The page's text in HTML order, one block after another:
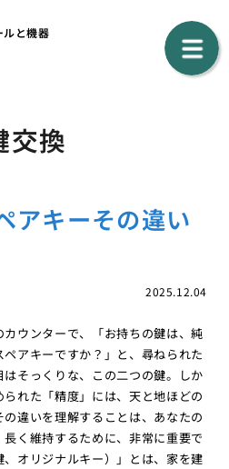
ルと機器
交換
アキーその違い
2025.12.04
ウンターで、「お持ちの鍵は、純
アキーですか？」と、尋ねられた
そっくりな、この二つの鍵。しか
れた「精度」には、天と地ほどの
違いを理解することは、あなたの
く維持するために、非常に重要で
オリジナルキー）」とは、家を建